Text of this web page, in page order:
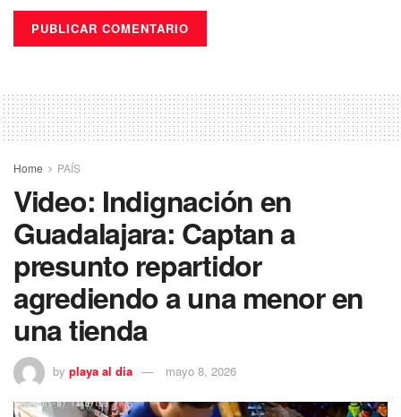
Home PAÍS
Video: Indignación en
Guadalajara: Captan a
presunto repartidor
agrediendo a una menor en
una tienda
by playa al dia mayo 8, 2026